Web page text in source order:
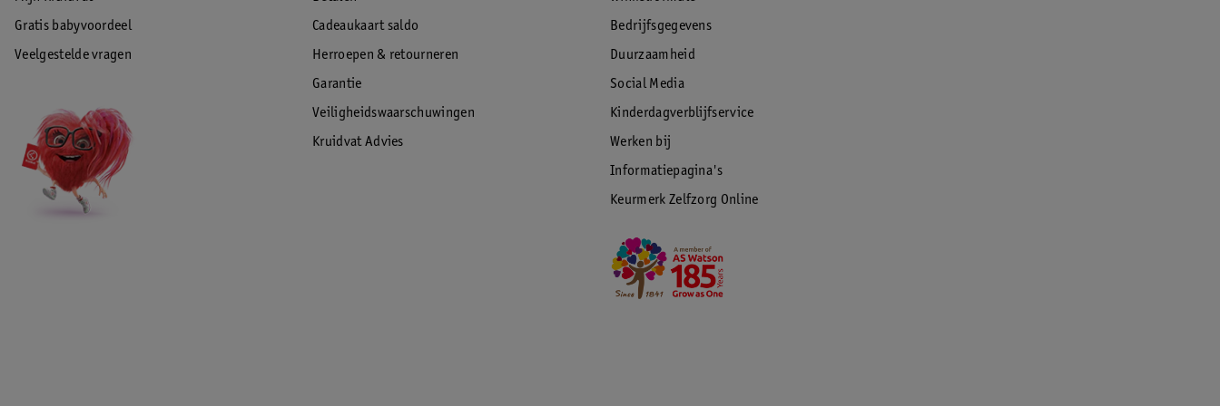
Gratis babyvoordeel
Veelgestelde vragen
Cadeaukaart saldo
Herroepen & retourneren
Garantie
Veiligheidswaarschuwingen
Kruidvat Advies
Bedrijfsgegevens
Duurzaamheid
Social Media
Kinderdagverblijfservice
Werken bij
Informatiepagina's
Keurmerk Zelfzorg Online